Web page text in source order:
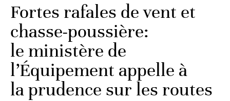
Fortes rafales de vent et
chasse-poussière:
le ministère de
l’Équipement appelle à
la prudence sur les routes